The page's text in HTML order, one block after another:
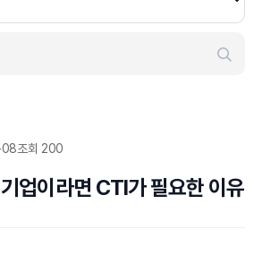
조회 200
업이라면 CTI가 필요한 이유